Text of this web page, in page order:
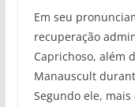
Em seu
recuperação
Caprichoso, além
Manauscult
Segundo ele,